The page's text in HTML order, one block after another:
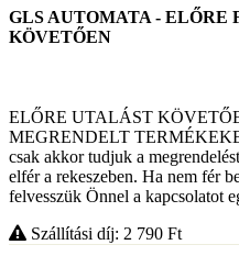
GLS AUTOMATA - ELŐRE
KÖVETŐEN
ELŐRE UTALÁST
MEGRENDELT
csak akkor tudjuk a
elfér a rekeszeben. Ha nem fér
felvesszük Önnel a kapcsolatot
Szállítási díj: 2 790 Ft